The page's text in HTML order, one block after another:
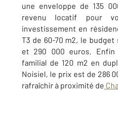
une enveloppe de 135
revenu locatif pour
investissement en
T3 de 60-70 m2, le
et 290 000 euros. Enfin
familial de 120 m2 en
Noisiel, le prix est de 286
rafraîchir à proximité de